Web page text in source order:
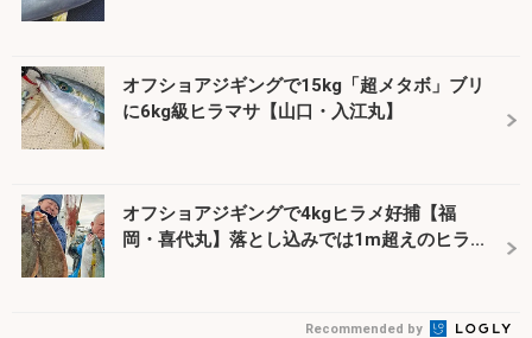
オフショアジギングで15kg「超メタボ」ブリ
に6kg級ヒラマサ【山口・入江丸】
オフショアジギングで4kgヒラメ好捕【福
岡・喜代丸】落とし込みでは1m超えのヒラ...
Recommended by